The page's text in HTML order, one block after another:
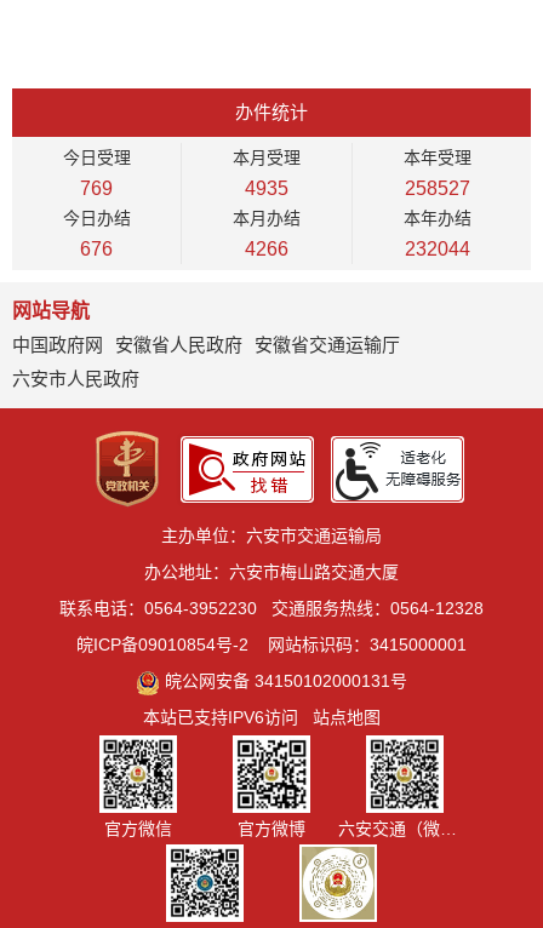
办件统计
今日 受理
769
今日办结
676
本月 受理
4935
本月办结
4266
本年受理
258527
本年办结
232044
网站导航
中国政府网
安徽省人民政府
安徽省交通运输厅
六安市人民政府
主办单位：六安市交通运输局
办公地址：六安市梅山路交通大厦
联系电话：0564-3952230
交通服务热线：0564-12328
皖ICP备09010854号-2
网站标识码：3415000001
皖公网安备 34150102000131号
本站已支持IPV6访问
站点地图
官方微信 官方微博 六安交通（微信视频号）